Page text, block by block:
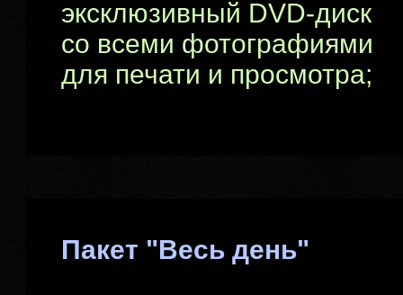
эксклюзивный DVD-диск
со всеми фотографиями
для печати и просмотра;
Пакет "Весь день"